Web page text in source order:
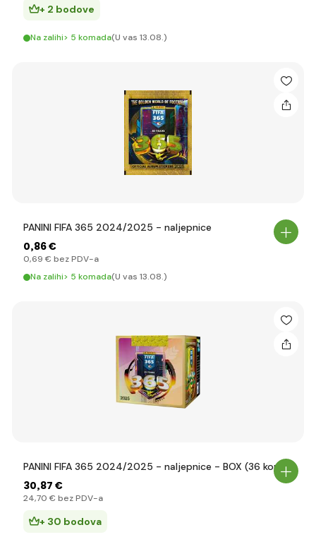
+ 2 bodove
Na zalihi> 5 komada(U vas 13.08.)
PANINI FIFA 365 2024/2025 - naljepnice
0,86 €
0,69 € bez PDV-a
Na zalihi> 5 komada(U vas 13.08.)
PANINI FIFA 365 2024/2025 - naljepnice - BOX (36 kom)
30,87 €
24,70 € bez PDV-a
+ 30 bodova